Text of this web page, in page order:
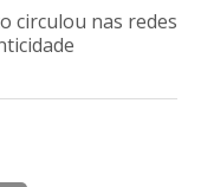
circulou nas redes